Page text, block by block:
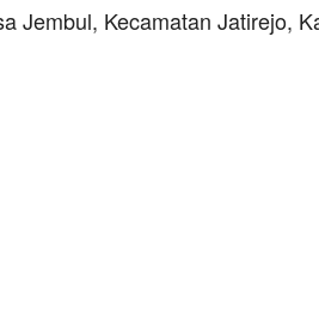
Jembul, Kecamatan Jatirejo,